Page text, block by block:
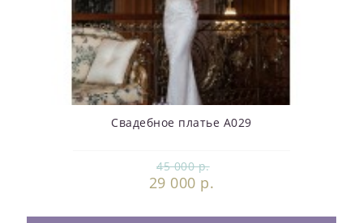
Свадебное платье А029
45 000 р.
29 000 р.